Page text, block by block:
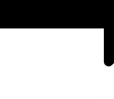
informar meus dados e clicar em